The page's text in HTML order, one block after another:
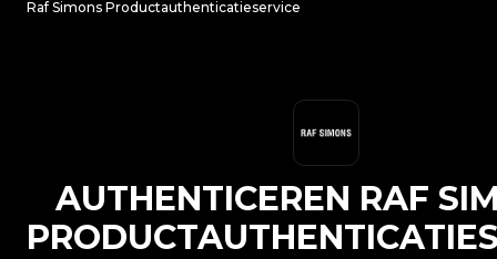
Raf Simons Productauthenticatieservice
AUTHENTICEREN RAF